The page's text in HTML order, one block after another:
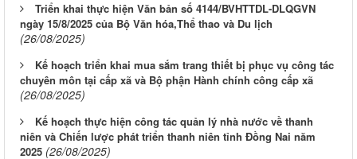
Triển khai thực hiện Văn bản số 4144/BVHTTDL-DLQGVN
ngày 15/8/2025 của Bộ Văn hóa,Thể thao và Du lịch
(26/08/2025)
Kế hoạch triển khai mua sắm trang thiết bị phục vụ công tác
chuyên môn tại cấp xã và Bộ phận Hành chính công cấp xã
(26/08/2025)
Kế hoạch thực hiện công tác quản lý nhà nước về thanh
niên và Chiến lược phát triển thanh niên tỉnh Đồng Nai năm
2025 (26/08/2025)